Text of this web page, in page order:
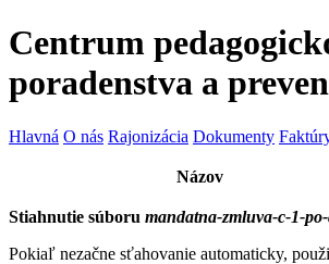
Centrum
poradenstva a
Hlavná O nás Rajonizácia Dokumenty
Názov
Stiahnutie súboru mandatna-zmluva-c-1-
Pokiaľ nezačne sťahovanie automaticky,